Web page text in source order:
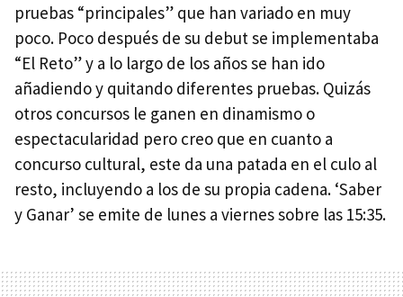
pruebas “principales” que han variado en muy
poco. Poco después de su debut se implementaba
“El Reto” y a lo largo de los años se han ido
añadiendo y quitando diferentes pruebas. Quizás
otros concursos le ganen en dinamismo o
espectacularidad pero creo que en cuanto a
concurso cultural, este da una patada en el culo al
resto, incluyendo a los de su propia cadena. ‘Saber
y Ganar’ se emite de lunes a viernes sobre las 15:35.